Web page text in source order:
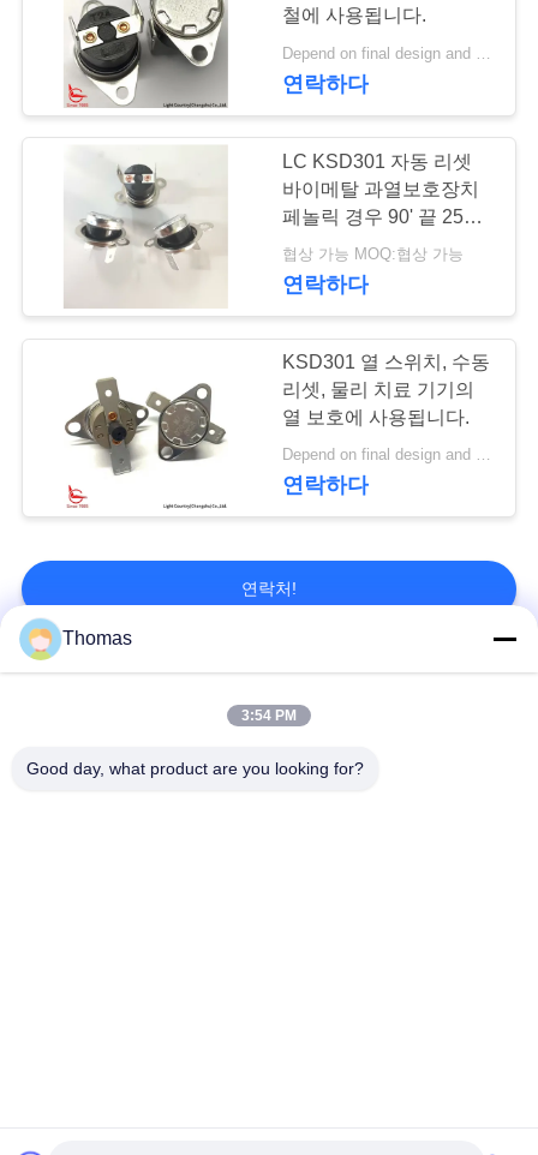
철에 사용됩니다.
Depend on final design and demand quantity MOQ:1000pcs
연락하다
LC KSD301 자동 리셋
바이메탈 과열보호장치
페놀릭 경우 90' 끝 250V
10A
협상 가능 MOQ:협상 가능
연락하다
KSD301 열 스위치, 수동
리셋, 물리 치료 기기의
열 보호에 사용됩니다.
Depend on final design and demand quantity MOQ:1000pcs
연락하다
연락처!
ksd301 보온장치
자동적인 리셋 보온장
Thomas
3:54 PM
Good day, what product are you looking for?